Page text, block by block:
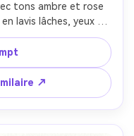
tons ambre et rose
lavis lâches, yeux et
subtiles, cadrage
une photo
faible profondeur
4:5
↗